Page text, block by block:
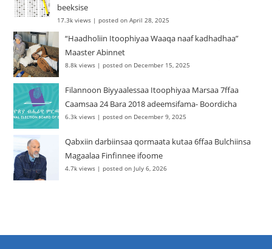
beeksise
17.3k views |posted on April 28, 2025
“Haadholiin Itoophiyaa Waaqa naaf kadhadhaa”
Maaster Abinnet
8.8k views |posted on December 15, 2025
Filannoon Biyyaalessaa Itoophiyaa Marsaa 7ffaa
Caamsaa 24 Bara 2018 adeemsifama- Boordicha
6.3k views |posted on December 9, 2025
Qabxiin darbiinsaa qormaata kutaa 6ffaa Bulchiinsa
Magaalaa Finfinnee ifoome
4.7k views |posted on July 6, 2026